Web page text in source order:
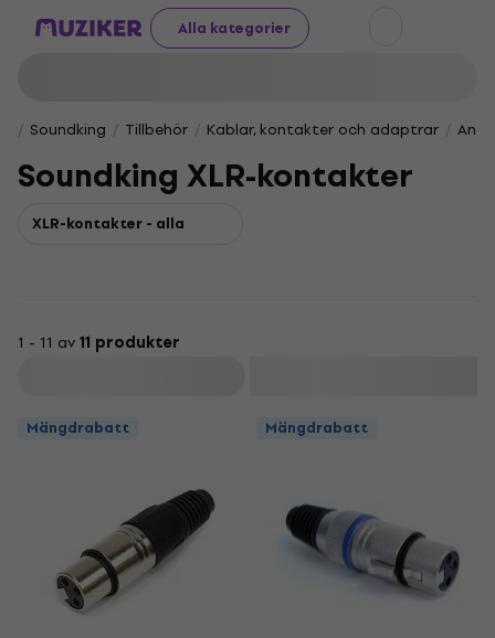
Alla kategorier
Soundking Tillbehör Kablar, kontakter och adaptrar
Soundking XLR-kontakter
XLR-kontakter - alla
1 - 11 av11 produkter
Mängdrabatt Mängdrabatt